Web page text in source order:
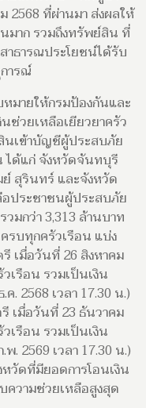
2568 ที่ผ่านมา ส่งผลให้
มาก รวมถึงทรัพย์สิน ที่
าธารณประโยชน์ได้รับ
ารณ์
มายให้กรมป้องกันและ
ช่วยเหลือเยียวยาครัว
นเข้าบัญชีผู้ประสบภัย
ด้แก่ จังหวัดจันทบุรี
สุรินทร์ และจังหวัด
อประชาชนผู้ประสบภัย
วมกว่า 3,313 ล้านบาท
รบทุกครัวเรือน แบ่ง
เมื่อวันที่ 26 สิงหาคม
วเรือน รวมเป็นเงิน
. 2568 เวลา 17.30 น.)
เมื่อวันที่ 23 ธันวาคม
วเรือน รวมเป็นเงิน
. 2569 เวลา 17.30 น.)
วัดที่มียอดการโอนเงิน
ความช่วยเหลือสูงสุด